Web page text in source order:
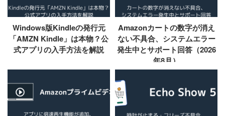
Windows版Kindleの発行元
「AMZN Kindle」は本物？公
式アプリの入手方法を解説
Amazonカートの数字が消え
ない不具合、システムエラー
発生中とサポート回答（2026
年8月）